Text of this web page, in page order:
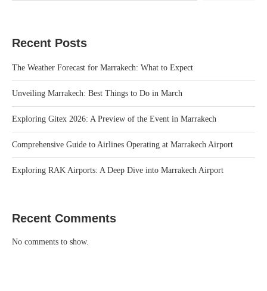
Recent Posts
The Weather Forecast for Marrakech: What to Expect
Unveiling Marrakech: Best Things to Do in March
Exploring Gitex 2026: A Preview of the Event in Marrakech
Comprehensive Guide to Airlines Operating at Marrakech Airport
Exploring RAK Airports: A Deep Dive into Marrakech Airport
Recent Comments
No comments to show.